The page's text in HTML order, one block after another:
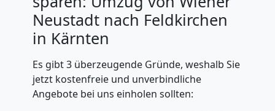
Neustadt nach Feldkirchen
in Kärnten
Es gibt 3 überzeugende Gründe, weshalb Sie
jetzt kostenfreie und unverbindliche
Angebote bei uns einholen sollten: